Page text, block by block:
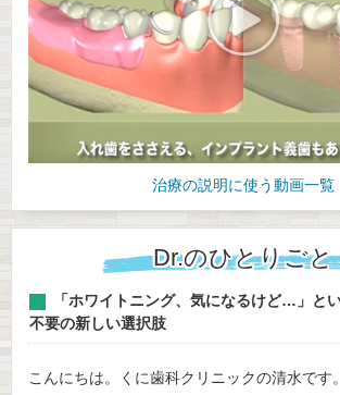
治療の説明に使う動画一覧
Dr.のひとりごと
「ホワイトニング、気になるけど…」と
不要の新しい選択肢
こんにちは。くに歯科クリニックの清水です。